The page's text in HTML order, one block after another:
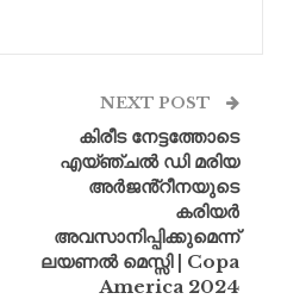
NEXT POST
കിരീട നേട്ടത്തോടെ
എയ്ഞ്ചൽ ഡി മരിയ
അർജൻ്റീനയുടെ
കരിയർ
അവസാനിപ്പിക്കുമെന്ന്
ലയണൽ മെസ്സി | Copa
America 2024